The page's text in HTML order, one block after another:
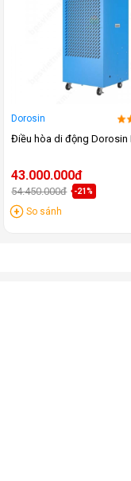
Dorosin
Điều hòa di động Dorosin
43.000.000đ
54.450.000đ -21%
So sánh